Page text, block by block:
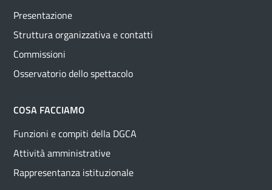
Presentazione
Struttura organizzativa e contatti
Commissioni
Osservatorio dello spettacolo
COSA FACCIAMO
Funzioni e compiti della DGCA
Attività amministrative
Rappresentanza istituzionale